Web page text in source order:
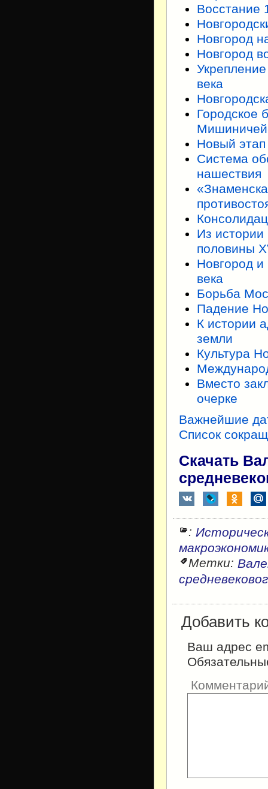
Восстание
Новгород
Новгород
века
Городское
Новый этап
Система
нашествия
Из истории
половины
Новгород и
века
Борьба
Падение
К истории
земли
Культура
Вместо
очерке
Важнейшие
Список
Скачать
:
Метки:
Добавить
Ваш адрес